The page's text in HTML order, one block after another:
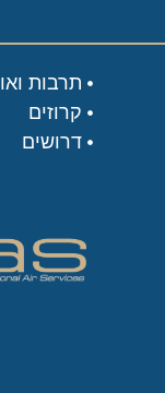
תרבות ואוכל
קרוזים
דרושים